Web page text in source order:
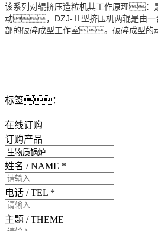
该系列对辊挤压造粒机其工作原理：
动，DZJ-Ⅱ型挤压机两辊是由一
部的破碎成型工作室。破碎成型的
标签：
在线订购
订购产品
姓名 / NAME *
电话 / TEL *
主题 / THEME